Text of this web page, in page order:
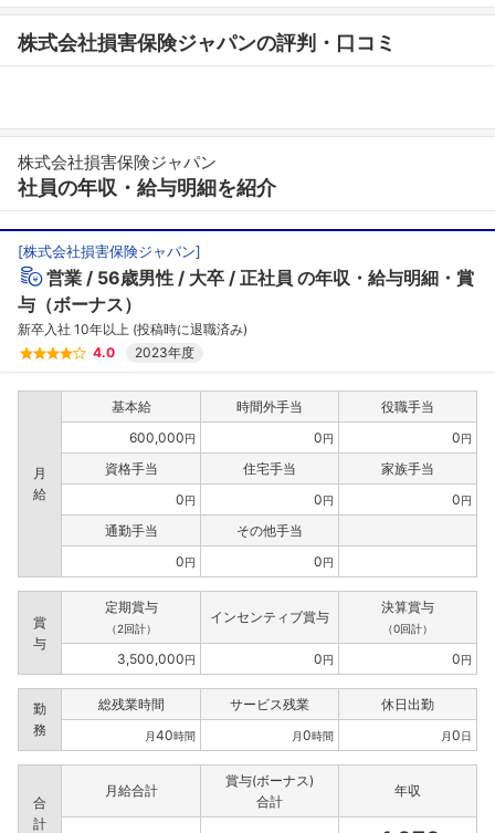
株式会社損害保険ジャパンの評判・口コミ
株式会社損害保険ジャパン
社員の年収・給与明細を紹介
[株式会社損害保険ジャパン]
営業 56歳男性 大卒 正社員 の年収・給与明細・賞
与（ボーナス）
新卒入社 10年以上 (投稿時に退職済み)
4.0
2023年度
月
給
基本給 時間外手当
役職手当
600,000円 0円 0円
資格手当 住宅手当
家族手当
0円 0円 0円
通勤手当
その他手当
0円 0円
賞
与
定期賞与
（2回計）
インセンティブ賞与
決算賞与
（0回計）
3,500,000円 0円 0円
勤
務
総残業時間 サービス残業 休日出勤
月40時間 月0時間 月0日
合
計
月給合計
賞与(ボーナス)
合計
年収